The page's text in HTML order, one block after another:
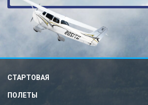
СТАРТОВАЯ
ПОЛЕТЫ